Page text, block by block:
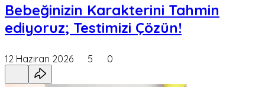
Bebeğinizin Karakterini Tahmin
ediyoruz; Testimizi Çözün!
12 Haziran 2026 5 0